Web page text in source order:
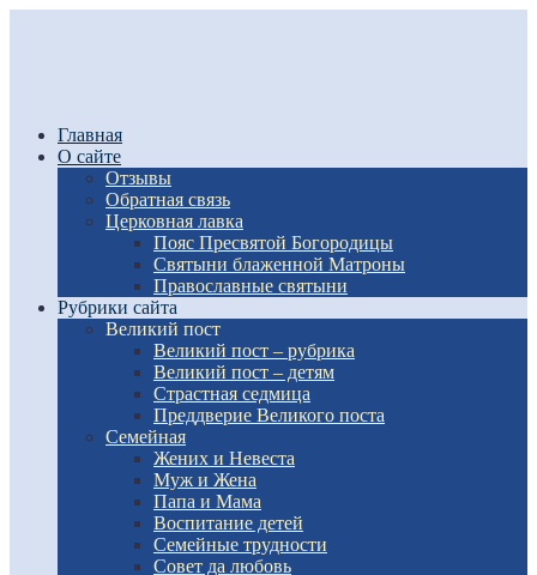
Главная
О сайте
Отзывы
Обратная связь
Церковная лавка
Пояс Пресвятой Богородицы
Святыни блаженной Матроны
Православные святыни
Рубрики сайта
Великий пост
Великий пост – рубрика
Великий пост – детям
Страстная седмица
Преддверие Великого поста
Семейная
Жених и Невеста
Муж и Жена
Папа и Мама
Воспитание детей
Семейные трудности
Совет да любовь